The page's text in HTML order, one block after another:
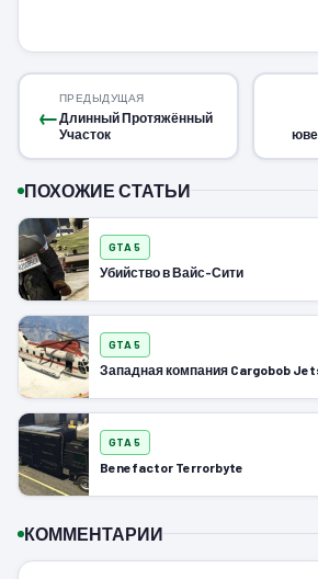
←
ПРЕДЫДУЩАЯ
Длинный Протяжённый
Участок
ПОХОЖИЕ СТАТЬИ
GTA 5
Убийство в Вайс-Сити
GTA 5
Западная компания Cargobob
GTA 5
Benefactor Terrorbyte
КОММЕНТАРИИ